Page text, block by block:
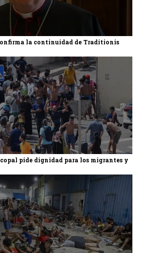
la continuidad de Traditionis
pide dignidad para los migrantes y